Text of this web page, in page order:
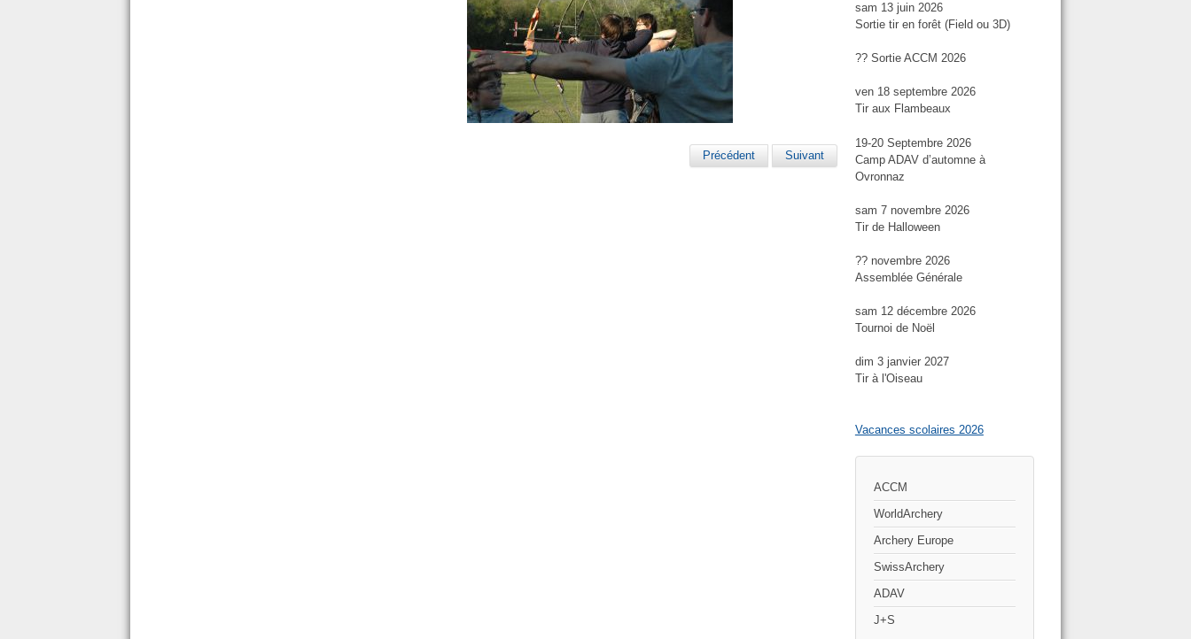
Précédent Suivant
sam 13 juin 2026
Sortie tir en forêt (Field ou 3D)
?? Sortie ACCM 2026
ven 18 septembre 2026
Tir aux Flambeaux
19-20 Septembre 2026
Camp ADAV d’automne à
Ovronnaz
sam 7 novembre 2026
Tir de Halloween
?? novembre 2026
Assemblée Générale
sam 12 décembre 2026
Tournoi de Noël
dim 3 janvier 2027
Tir à l'Oiseau
Vacances scolaires 2026
ACCM
WorldArchery
Archery Europe
SwissArchery
ADAV
J+S